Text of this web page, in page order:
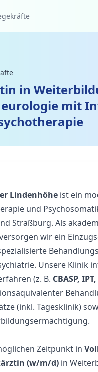
in
mit
Lindenhöhe ist ein
und
Straßburg. Als
wir ein
Unsere Klinik
(z. B. CBASP,
(inkl. Tagesklinik)
Zeitpunkt in
(w/m/d) in